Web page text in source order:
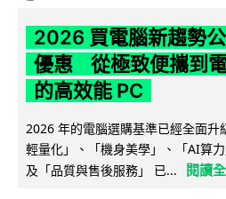
2026 買電腦新趨勢
優惠 從極致便攜到
的高效能 PC
2026 年的電腦選購基準已經全面升
輕量化」、「機身美學」、「AI算
及「品質與售後服務」 已...
閱讀